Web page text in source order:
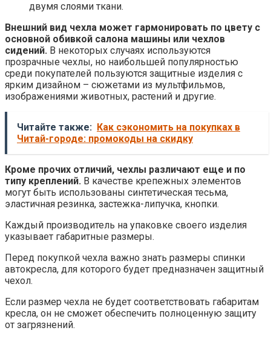
двумя слоями ткани.
Внешний вид чехла может гармонировать по цвету с
основной обивкой салона машины или чехлов
сидений. В некоторых случаях используются
прозрачные чехлы, но наибольшей популярностью
среди покупателей пользуются защитные изделия с
ярким дизайном – сюжетами из мультфильмов,
изображениями животных, растений и другие.
Читайте также: Как сэкономить на покупках в
Читай-городе: промокоды на скидку
Кроме прочих отличий, чехлы различают еще и по
типу креплений. В качестве крепежных элементов
могут быть использованы синтетическая тесьма,
эластичная резинка, застежка-липучка, кнопки.
Каждый производитель на упаковке своего изделия
указывает габаритные размеры.
Перед покупкой чехла важно знать размеры спинки
автокресла, для которого будет предназначен защитный
чехол.
Если размер чехла не будет соответствовать габаритам
кресла, он не сможет обеспечить полноценную защиту
от загрязнений.